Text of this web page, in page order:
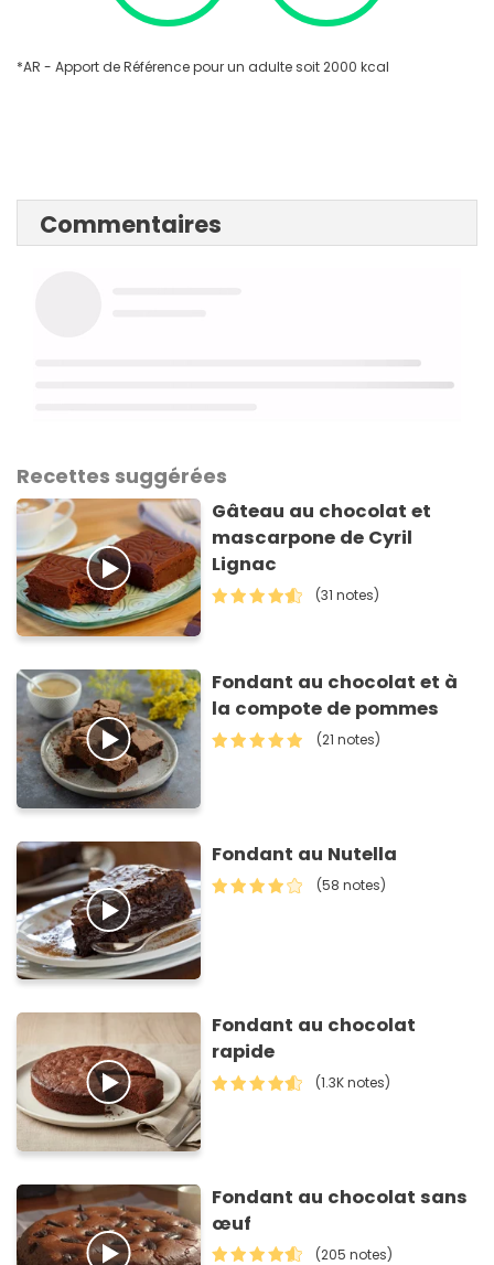
*AR - Apport de Référence pour un adulte soit 2000 kcal
Commentaires
Recettes suggérées
Gâteau au chocolat et
mascarpone de Cyril
Lignac
(31 notes)
Fondant au chocolat et à
la compote de pommes
(21 notes)
Fondant au Nutella
(58 notes)
Fondant au chocolat
rapide
(1.3K notes)
Fondant au chocolat sans
œuf
(205 notes)